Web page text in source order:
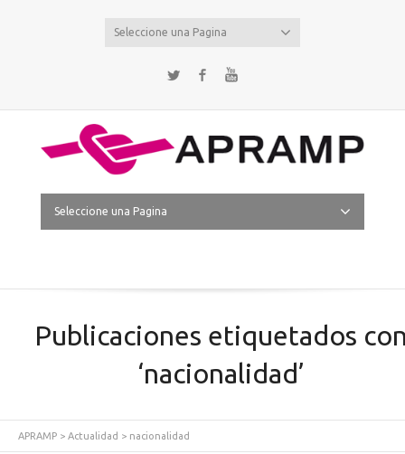
Seleccione una Pagina
Twitter Facebook
Seleccione una Pagina
Publicaciones etiquetados
‘nacionalidad’
APRAMP > Actualidad > nacionalidad